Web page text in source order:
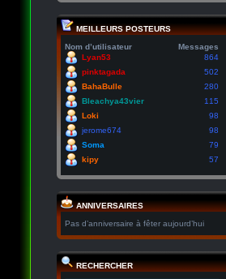
MEILLEURS POSTEURS
Nom d’utilisateur
Messages
Lyan53
864
pinktagada
502
BahaBulle
280
Bleachya43vier
115
Loki
98
jerome674
98
Soma
79
kipy
57
ANNIVERSAIRES
Pas d’anniversaire à fêter aujourd’hui
RECHERCHER